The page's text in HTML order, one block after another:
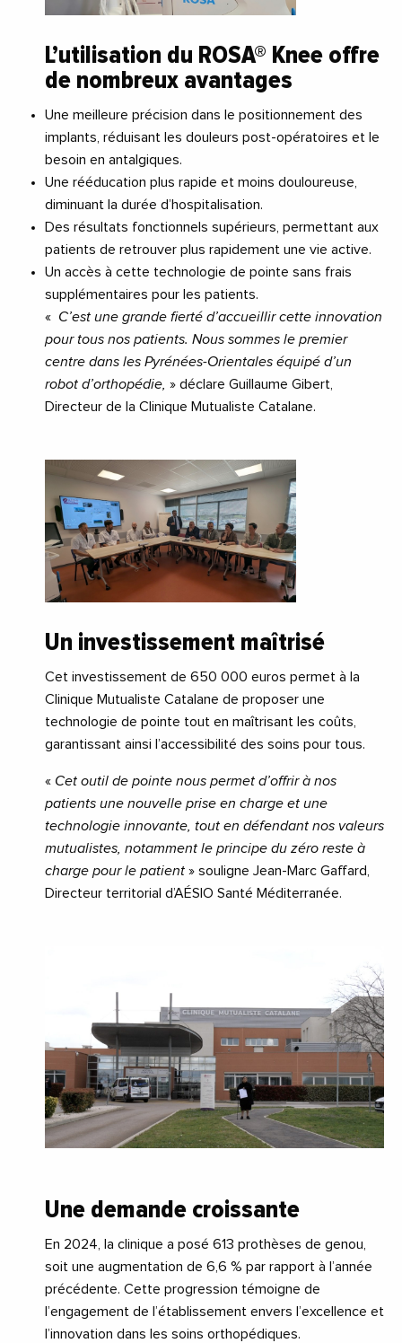
L’utilisation du ROSA® Knee offre
de nombreux avantages
Une meilleure précision dans le positionnement des
implants, réduisant les douleurs post-opératoires et le
besoin en antalgiques.
Une rééducation plus rapide et moins douloureuse,
diminuant la durée d’hospitalisation.
Des résultats fonctionnels supérieurs, permettant aux
patients de retrouver plus rapidement une vie active.
Un accès à cette technologie de pointe sans frais
supplémentaires pour les patients.
« C’est une grande fierté d’accueillir cette innovation
pour tous nos patients. Nous sommes le premier
centre dans les Pyrénées-Orientales équipé d’un
robot d’orthopédie, » déclare Guillaume Gibert,
Directeur de la Clinique Mutualiste Catalane.
Un investissement maîtrisé
Cet investissement de 650 000 euros permet à la
Clinique Mutualiste Catalane de proposer une
technologie de pointe tout en maîtrisant les coûts,
garantissant ainsi l’accessibilité des soins pour tous.
« Cet outil de pointe nous permet d’offrir à nos
patients une nouvelle prise en charge et une
technologie innovante, tout en défendant nos valeurs
mutualistes, notamment le principe du zéro reste à
charge pour le patient » souligne Jean-Marc Gaffard,
Directeur territorial d’AÉSIO Santé Méditerranée.
Une demande croissante
En 2024, la clinique a posé 613 prothèses de genou,
soit une augmentation de 6,6 % par rapport à l’année
précédente. Cette progression témoigne de
l’engagement de l’établissement envers l’excellence et
l’innovation dans les soins orthopédiques.